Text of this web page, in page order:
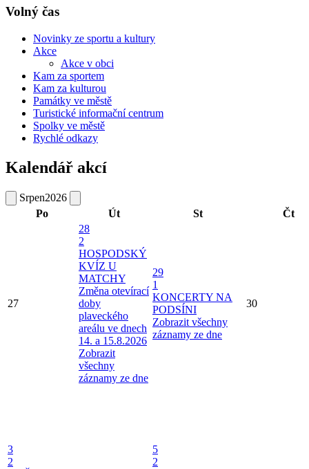
Volný čas
Novinky ze sportu a kultury
Akce
Akce v obci
Kam za sportem
Kam za kulturou
Památky ve městě
Turistické informační centrum
Spolky ve městě
Rychlé odkazy
Kalendář akcí
Srpen2026
Po
Út St Čt
27
28
2
HOSPODSKÝ
KVÍZ U
MATCHY
Změna otevírací
doby
plaveckého
areálu ve dnech
14. a 15.8.2026
Zobrazit
všechny
záznamy ze dne
29
1
KONCERTY NA
PODSÍNI
Zobrazit všechny
záznamy ze dne
30
3
2
5
2